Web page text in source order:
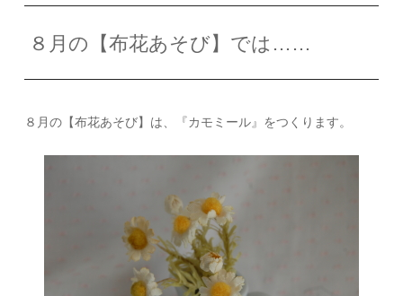
８月の【布花あそび】では……
８月の【布花あそび】は、『カモミール』をつくります。